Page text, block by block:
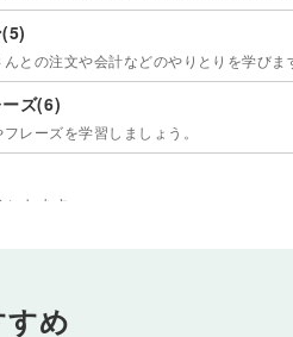
との注文や会計などのやりとりを学びま
ズ(6)
レーズを学習しましょう。
します。
め